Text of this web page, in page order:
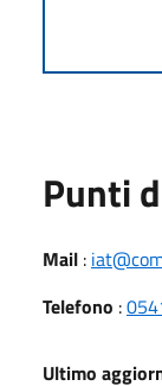
Punti
Mail :
Telefono :
Ultimo